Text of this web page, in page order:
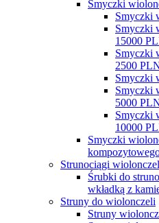
Smyczki
Smyczki
Smyczki
15000
Smyczki
2500
Smyczki
Smyczki
5000
Smyczki
10000
Smyczki
Strunociągi
Śrubki do
wkładką z
Struny do wiolonczeli
Struny